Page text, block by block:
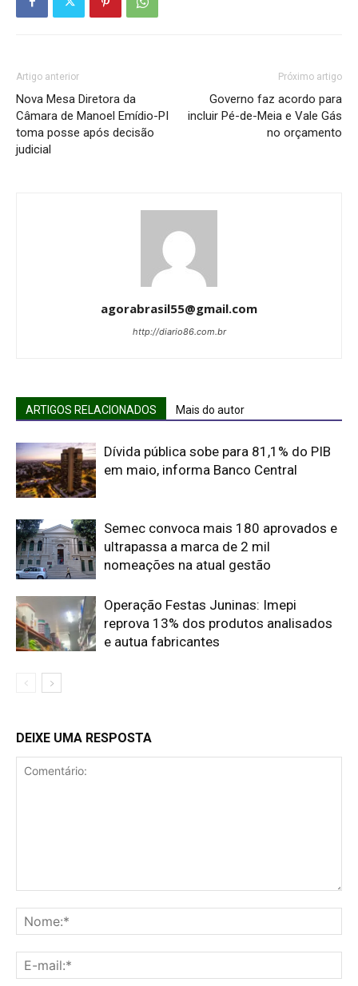
Artigo anterior
Nova Mesa Diretora da
Câmara de Manoel Emídio-PI
toma posse após decisão
judicial
Próximo artigo
Governo faz acordo para
incluir Pé-de-Meia e Vale Gás
no orçamento
agorabrasil55@gmail.com
http://diario86.com.br
ARTIGOS RELACIONADOS Mais do autor
Dívida pública sobe para 81,1% do PIB
em maio, informa Banco Central
Semec convoca mais 180 aprovados e
ultrapassa a marca de 2 mil
nomeações na atual gestão
Operação Festas Juninas: Imepi
reprova 13% dos produtos analisados
e autua fabricantes
DEIXE UMA RESPOSTA